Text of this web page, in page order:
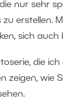
nur sehr
erstellen.
sich auch
die
zeigen, wie